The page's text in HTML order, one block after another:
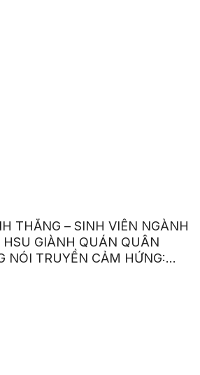
THẮNG – SINH VIÊN NGÀNH
HSU GIÀNH QUÁN QUÂN
NÓI TRUYỀN CẢM HỨNG: